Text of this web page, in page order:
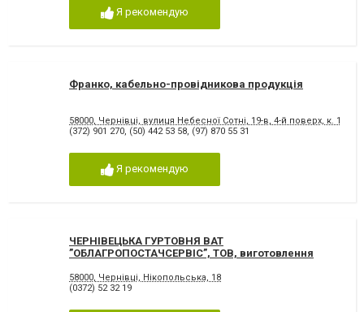
Я рекомендую
Франко, кабельно-провідникова продукція
58000, Чернівці, вулиця Небесної Сотні, 19-в, 4-й поверх, к. 13
(372) 901 270, (50) 442 53 58, (97) 870 55 31
Я рекомендую
ЧЕРНІВЕЦЬКА ГУРТОВНЯ ВАТ
”ОБЛАГРОПОСТАЧСЕРВІС”, ТОВ, виготовлення
58000, Чернівці, Нікопольська, 18
(0372) 52 32 19